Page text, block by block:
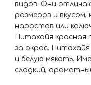
видов. Они
размеров и
наростов или
Питахайя красная
за окрас.
и белую мякоть.
сладкий,